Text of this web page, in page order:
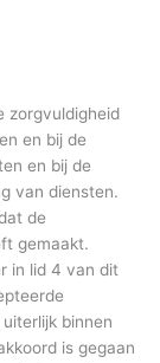
zorgvuldigheid
en bij de
en bij de
van diensten.
de
gemaakt.
in lid 4 van dit
binnen
is gegaan